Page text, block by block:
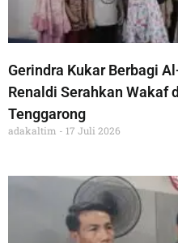
Gerindra Kukar Berbagi
Renaldi Serahkan Wakaf
Tenggarong
adakaltim 17 Juli 2026